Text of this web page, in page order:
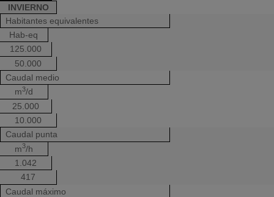
INVIERNO
Habitantes equivalentes
Hab-eq
125.000
50.000
Caudal medio
m3/d
25.000
10.000
Caudal punta
m3/h
1.042
417
Caudal máximo